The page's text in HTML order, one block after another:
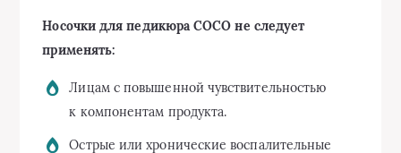
Носочки для педикюра СОСО не следует
применять:
Лицам с повышенной чувствительностью
к компонентам продукта.
Острые или хронические воспалительные